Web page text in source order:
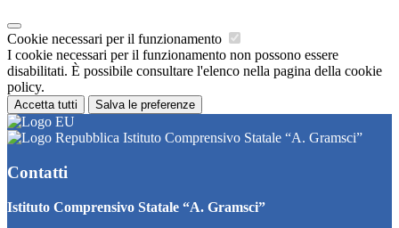
Cookie necessari per il funzionamento
I cookie necessari per il funzionamento non possono essere
disabilitati. È possibile consultare l'elenco nella pagina della cookie
policy.
Accetta tutti Salva le preferenze
Istituto Comprensivo Statale “A. Gramsci”
Contatti
Istituto Comprensivo Statale “A. Gramsci”